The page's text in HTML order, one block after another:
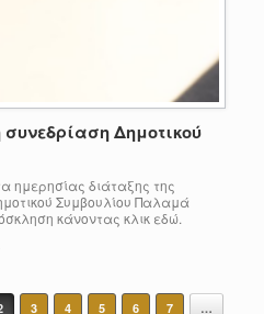
Δημοτικού
ημερησίας διάταξης της
Συμβουλίου Παλαμά
κάνοντας κλικ εδώ.
3 4 5 6 7
…